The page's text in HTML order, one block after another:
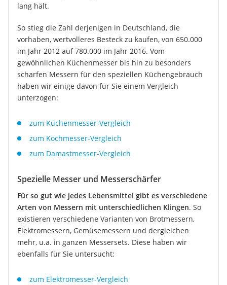
lang hält.
So stieg die Zahl derjenigen in Deutschland, die
vorhaben, wertvolleres Besteck zu kaufen, von 650.000
im Jahr 2012 auf 780.000 im Jahr 2016. Vom
gewöhnlichen Küchenmesser bis hin zu besonders
scharfen Messern für den speziellen Küchengebrauch
haben wir einige davon für Sie einem Vergleich
unterzogen:
zum Küchenmesser-Vergleich
zum Kochmesser-Vergleich
zum Damastmesser-Vergleich
Spezielle Messer und Messerschärfer
Für so gut wie jedes Lebensmittel gibt es verschiedene
Arten von Messern mit unterschiedlichen Klingen. So
existieren verschiedene Varianten von Brotmessern,
Elektromessern, Gemüsemessern und dergleichen
mehr, u.a. in ganzen Messersets. Diese haben wir
ebenfalls für Sie untersucht:
zum Elektromesser-Vergleich